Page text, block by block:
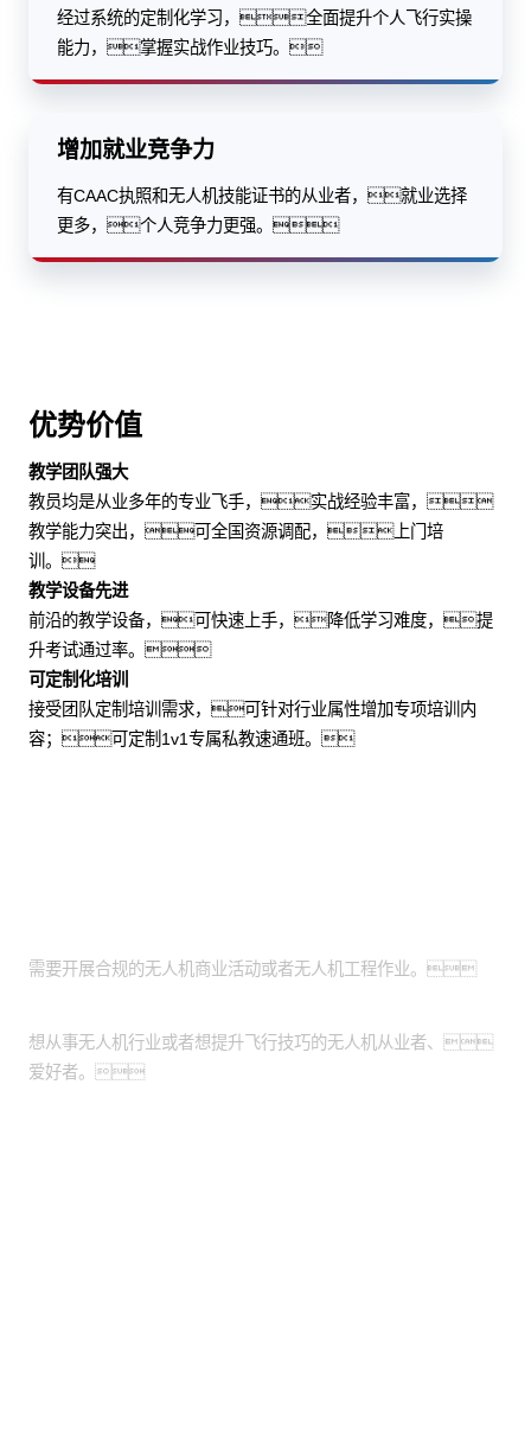
经过系统的定制化学习，全面提升个人飞行实操
能力，掌握实战作业技巧。
增加就业竞争力
有CAAC执照和无人机技能证书的从业者，就业选择
更多，个人竞争力更强。
优势价值
教学团队强大
教员均是从业多年的专业飞手，实战经验丰富，
教学能力突出，可全国资源调配，上门培
训。
教学设备先进
前沿的教学设备，可快速上手，降低学习难度，提
升考试通过率。
可定制化培训
接受团队定制培训需求，可针对行业属性增加专项培训内
容；可定制1v1专属私教速通班。
需要开展合规的无人机商业活动或者无人机工程作业。
想从事无人机行业或者想提升飞行技巧的无人机从业者、
爱好者。